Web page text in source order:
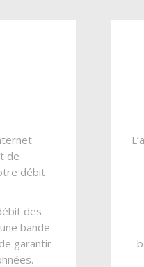
de
débit
des
bande
garantir